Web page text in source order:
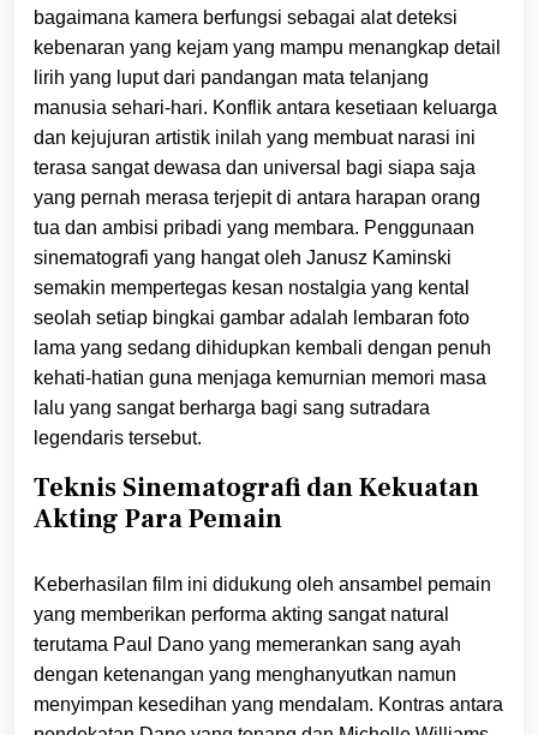
bagaimana kamera berfungsi sebagai alat deteksi
kebenaran yang kejam yang mampu menangkap detail
lirih yang luput dari pandangan mata telanjang
manusia sehari-hari. Konflik antara kesetiaan keluarga
dan kejujuran artistik inilah yang membuat narasi ini
terasa sangat dewasa dan universal bagi siapa saja
yang pernah merasa terjepit di antara harapan orang
tua dan ambisi pribadi yang membara. Penggunaan
sinematografi yang hangat oleh Janusz Kaminski
semakin mempertegas kesan nostalgia yang kental
seolah setiap bingkai gambar adalah lembaran foto
lama yang sedang dihidupkan kembali dengan penuh
kehati-hatian guna menjaga kemurnian memori masa
lalu yang sangat berharga bagi sang sutradara
legendaris tersebut.
Teknis Sinematografi dan Kekuatan
Akting Para Pemain
Keberhasilan film ini didukung oleh ansambel pemain
yang memberikan performa akting sangat natural
terutama Paul Dano yang memerankan sang ayah
dengan ketenangan yang menghanyutkan namun
menyimpan kesedihan yang mendalam. Kontras antara